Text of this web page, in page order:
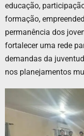
educação,
formação,
permanência dos
fortalecer uma rede
demandas da
nos planejamentos